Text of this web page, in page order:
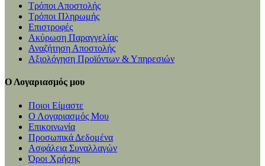
Τρόποι Αποστολής
Τρόποι Πληρωμής
Επιστροφές
Ακύρωση Παραγγελίας
Αναζήτηση Αποστολής
Αξιολόγηση Προϊόντων & Υπηρεσιών
Ο Λογαριασμός μου
Ποιοι Είμαστε
Ο Λογαριασμός Μου
Επικοινωνία
Προσωπικά Δεδομένα
Ασφάλεια Συναλλαγών
Όροι Χρήσης